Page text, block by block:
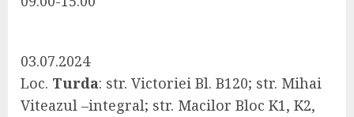
03.07.2024
Loc. Turda: str. Victoriei Bl. B120; str. Mihai
Viteazul –integral; str. Macilor Bloc K1, K2,